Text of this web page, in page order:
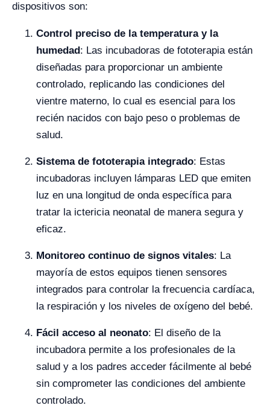
dispositivos son:
Control preciso de la temperatura y la
humedad: Las incubadoras de fototerapia están
diseñadas para proporcionar un ambiente
controlado, replicando las condiciones del
vientre materno, lo cual es esencial para los
recién nacidos con bajo peso o problemas de
salud.
Sistema de fototerapia integrado: Estas
incubadoras incluyen lámparas LED que emiten
luz en una longitud de onda específica para
tratar la ictericia neonatal de manera segura y
eficaz.
Monitoreo continuo de signos vitales: La
mayoría de estos equipos tienen sensores
integrados para controlar la frecuencia cardíaca,
la respiración y los niveles de oxígeno del bebé.
Fácil acceso al neonato: El diseño de la
incubadora permite a los profesionales de la
salud y a los padres acceder fácilmente al bebé
sin comprometer las condiciones del ambiente
controlado.